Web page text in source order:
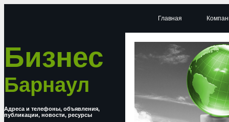
Бизнес
Барнаул
Адреса и телефоны, объявления,
публикации, новости, ресурсы
Главная